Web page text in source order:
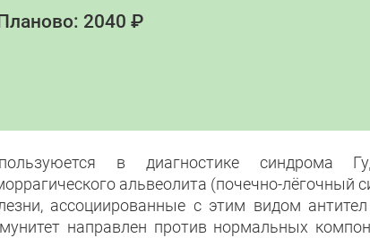
2040 ₽
в диагностике синдрома
альвеолита (почечно-лёгочный
ассоциированные с этим видом
направлен против нормальных